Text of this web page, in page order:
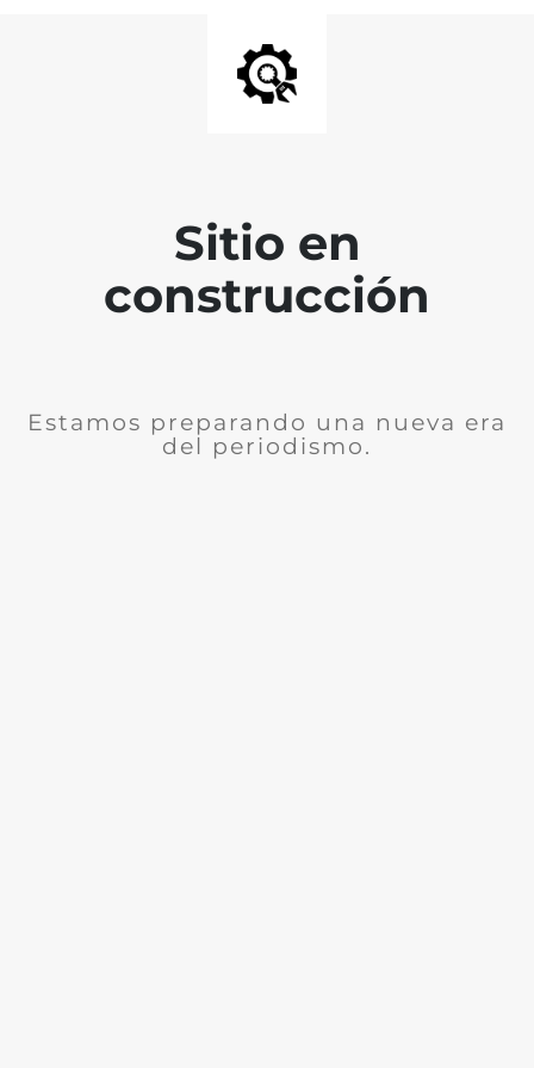
Sitio en
construcción
Estamos preparando una nueva era
del periodismo.